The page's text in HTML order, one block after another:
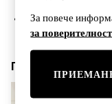
Sliders
Jumpsuits
Linen
Sandals
Trousers
Sun Hats &
Tops & T-
Ако знаете типа
потърсите по-горе.
Пазарувайте сега
За повече
за